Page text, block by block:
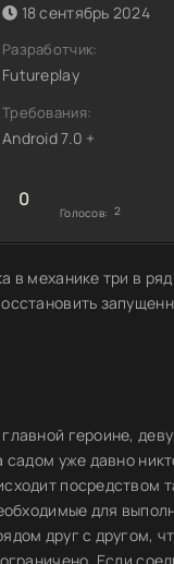
18 сентябрь 2024
Разработчик:
Futureplay
Требования:
Android 7.0 +
0
Голосов: 2
в механике три в
героине,
садом уже давно
посредством
для
друг с другом,